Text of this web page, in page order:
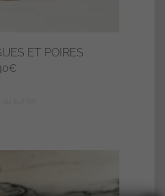
ET POIRES
€